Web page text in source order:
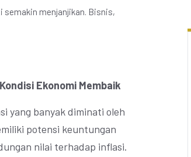
menjanjikan. Bisnis,
Ekonomi Membaik
yang banyak diminati oleh
potensi keuntungan
nilai terhadap inflasi.